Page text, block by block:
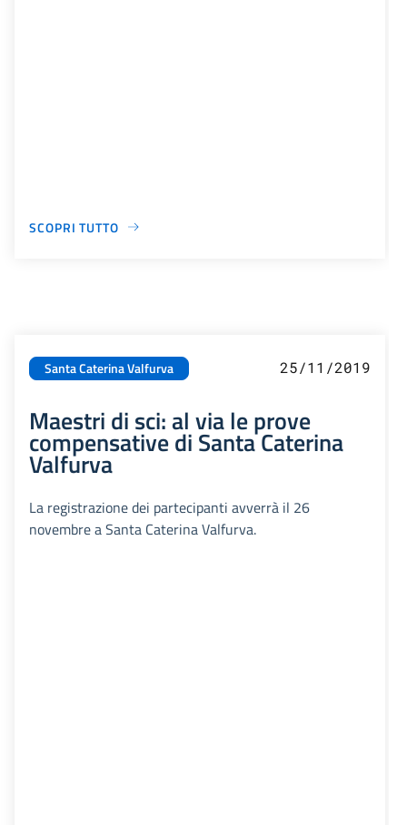
SCOPRI TUTTO
Santa Caterina Valfurva 25/11/2019
Maestri di sci: al via le prove
compensative di Santa Caterina
Valfurva
La registrazione dei partecipanti avverrà il 26
novembre a Santa Caterina Valfurva.